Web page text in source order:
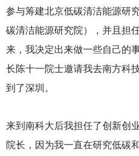
参与筹建北京低碳清洁能源研
碳清洁能源研究院），并且担
来，我决定出来做一些自己的
长陈十一院士邀请我去南方科
到了深圳。
来到南科大后我担任了创新创
院长，因为我一直在研究低碳